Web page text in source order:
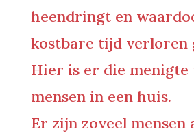
heendringt en
kostbare tijd verloren
Hier is er die menigte
mensen in een huis.
Er zijn zoveel mensen